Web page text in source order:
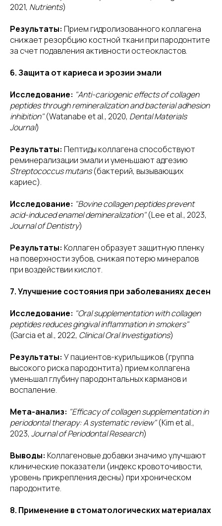
2021, Nutrients)
Результаты: Прием гидролизованного коллагена
снижает резорбцию костной ткани при пародонтите
за счет подавления активности остеокластов.
6. Защита от кариеса и эрозии эмали
Исследование: "Anti-cariogenic effects of collagen
peptides through remineralization and bacterial adhesion
inhibition"(Watanabe et al., 2020, Dental Materials
Journal)
Результаты: Пептиды коллагена способствуют
реминерализации эмали и уменьшают адгезию
Streptococcus mutans(бактерий, вызывающих
кариес).
Исследование: "Bovine collagen peptides prevent
acid-induced enamel demineralization"(Lee et al., 2023,
Journal of Dentistry)
Результаты: Коллаген образует защитную пленку
на поверхности зубов, снижая потерю минералов
при воздействии кислот.
7. Улучшение состояния при заболеваниях десен
Исследование: "Oral supplementation with collagen
peptides reduces gingival inflammation in smokers"
(Garcia et al., 2022, Clinical Oral Investigations)
Результаты: У пациентов-курильщиков (группа
высокого риска пародонтита) прием коллагена
уменьшал глубину пародонтальных карманов и
воспаление.
Мета-анализ: "Efficacy of collagen supplementation in
periodontal therapy: A systematic review"(Kim et al.,
2023, Journal of Periodontal Research)
Выводы: Коллагеновые добавки значимо улучшают
клинические показатели (индекс кровоточивости,
уровень прикрепления десны) при хроническом
пародонтите.
8. Применение в стоматологических материалах